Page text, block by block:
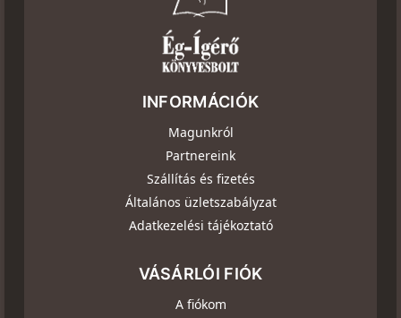
INFORMÁCIÓK
Magunkról
Partnereink
Szállítás és fizetés
Általános üzletszabályzat
Adatkezelési tájékoztató
VÁSÁRLÓI FIÓK
A fiókom